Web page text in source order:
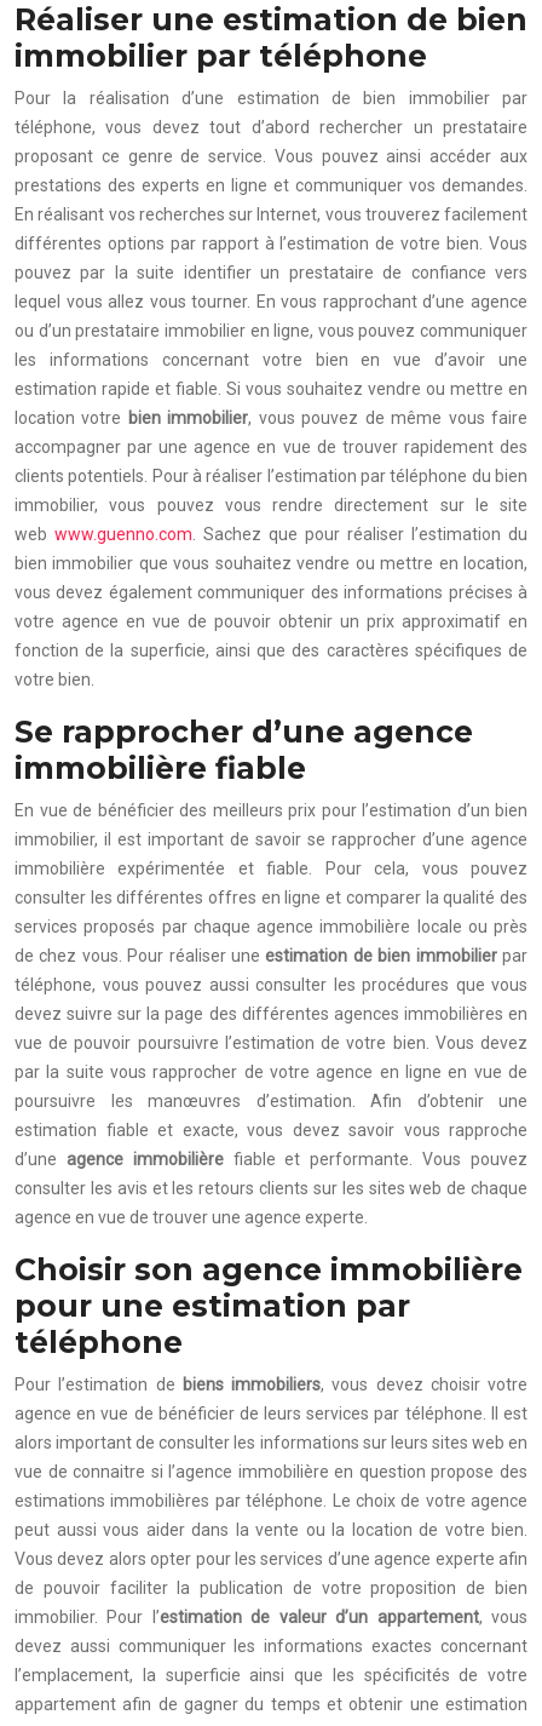
Réaliser une estimation de bien
immobilier par téléphone
Pour la réalisation d’une estimation de bien immobilier par
téléphone, vous devez tout d’abord rechercher un prestataire
proposant ce genre de service. Vous pouvez ainsi accéder aux
prestations des experts en ligne et communiquer vos demandes.
En réalisant vos recherches sur Internet, vous trouverez facilement
différentes options par rapport à l’estimation de votre bien. Vous
pouvez par la suite identifier un prestataire de confiance vers
lequel vous allez vous tourner. En vous rapprochant d’une agence
ou d’un prestataire immobilier en ligne, vous pouvez communiquer
les informations concernant votre bien en vue d’avoir une
estimation rapide et fiable. Si vous souhaitez vendre ou mettre en
location votre bien immobilier, vous pouvez de même vous faire
accompagner par une agence en vue de trouver rapidement des
clients potentiels. Pour à réaliser l’estimation par téléphone du bien
immobilier, vous pouvez vous rendre directement sur le site
web www.guenno.com . Sachez que pour réaliser l’estimation du
bien immobilier que vous souhaitez vendre ou mettre en location,
vous devez également communiquer des informations précises à
votre agence en vue de pouvoir obtenir un prix approximatif en
fonction de la superficie, ainsi que des caractères spécifiques de
votre bien.
Se rapprocher d’une agence
immobilière fiable
En vue de bénéficier des meilleurs prix pour l’estimation d’un bien
immobilier, il est important de savoir se rapprocher d’une agence
immobilière expérimentée et fiable. Pour cela, vous pouvez
consulter les différentes offres en ligne et comparer la qualité des
services proposés par chaque agence immobilière locale ou près
de chez vous. Pour réaliser uneestimation de bien immobilierpar
téléphone, vous pouvez aussi consulter les procédures que vous
devez suivre sur la page des différentes agences immobilières en
vue de pouvoir poursuivre l’estimation de votre bien. Vous devez
par la suite vous rapprocher de votre agence en ligne en vue de
poursuivre les manœuvres d’estimation. Afin d’obtenir une
estimation fiable et exacte, vous devez savoir vous rapproche
d’une agence immobilièrefiable et performante. Vous pouvez
consulter les avis et les retours clients sur les sites web de chaque
agence en vue de trouver une agence experte.
Choisir son agence immobilière
pour une estimation par
téléphone
Pour l’estimation de biens immobiliers, vous devez choisir votre
agence en vue de bénéficier de leurs services par téléphone. Il est
alors important de consulter les informations sur leurs sites web en
vue de connaitre si l’agence immobilière en question propose des
estimations immobilières par téléphone. Le choix de votre agence
peut aussi vous aider dans la vente ou la location de votre bien.
Vous devez alors opter pour les services d’une agence experte afin
de pouvoir faciliter la publication de votre proposition de bien
immobilier. Pour l’estimation de valeur d’un appartement, vous
devez aussi communiquer les informations exactes concernant
l’emplacement, la superficie ainsi que les spécificités de votre
appartement afin de gagner du temps et obtenir une estimation